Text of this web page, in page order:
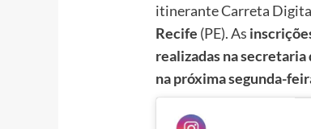
itinerante Carreta
Recife (PE). As
realizadas na
na próxima segunda-